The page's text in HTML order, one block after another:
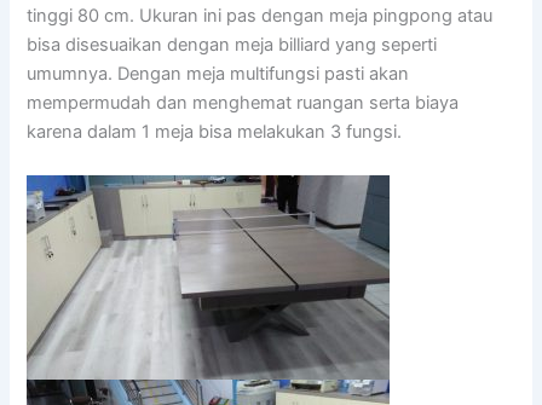
tinggi 80 cm. Ukuran ini pas dengan meja pingpong atau
bisa disesuaikan dengan meja billiard yang seperti
umumnya. Dengan meja multifungsi pasti akan
mempermudah dan menghemat ruangan serta biaya
karena dalam 1 meja bisa melakukan 3 fungsi.